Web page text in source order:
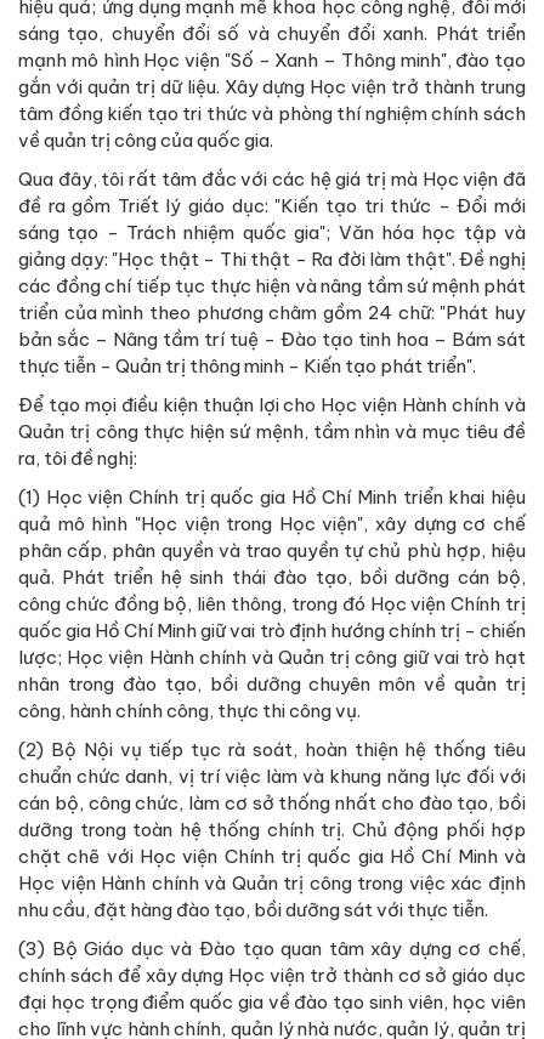
hiệu quả; ứng dụng mạnh mẽ khoa học công nghệ, đổi mới
sáng tạo, chuyển đổi số và chuyển đổi xanh. Phát triển
mạnh mô hình Học viện "Số - Xanh – Thông minh", đào tạo
gắn với quản trị dữ liệu. Xây dựng Học viện trở thành trung
tâm đồng kiến tạo tri thức và phòng thí nghiệm chính sách
về quản trị công của quốc gia.
Qua đây, tôi rất tâm đắc với các hệ giá trị mà Học viện đã
đề ra gồm Triết lý giáo dục: "Kiến tạo tri thức - Đổi mới
sáng tạo - Trách nhiệm quốc gia"; Văn hóa học tập và
giảng dạy: "Học thật - Thi thật - Ra đời làm thật". Đề nghị
các đồng chí tiếp tục thực hiện và nâng tầm sứ mệnh phát
triển của mình theo phương châm gồm 24 chữ: "Phát huy
bản sắc – Nâng tầm trí tuệ - Đào tạo tinh hoa – Bám sát
thực tiễn - Quản trị thông minh - Kiến tạo phát triển".
Để tạo mọi điều kiện thuận lợi cho Học viện Hành chính và
Quản trị công thực hiện sứ mệnh, tầm nhìn và mục tiêu đề
ra, tôi đề nghị:
(1) Học viện Chính trị quốc gia Hồ Chí Minh triển khai hiệu
quả mô hình "Học viện trong Học viện", xây dựng cơ chế
phân cấp, phân quyền và trao quyền tự chủ phù hợp, hiệu
quả. Phát triển hệ sinh thái đào tạo, bồi dưỡng cán bộ,
công chức đồng bộ, liên thông, trong đó Học viện Chính trị
quốc gia Hồ Chí Minh giữ vai trò định hướng chính trị - chiến
lược; Học viện Hành chính và Quản trị công giữ vai trò hạt
nhân trong đào tạo, bồi dưỡng chuyên môn về quản trị
công, hành chính công, thực thi công vụ.
(2) Bộ Nội vụ tiếp tục rà soát, hoàn thiện hệ thống tiêu
chuẩn chức danh, vị trí việc làm và khung năng lực đối với
cán bộ, công chức, làm cơ sở thống nhất cho đào tạo, bồi
dưỡng trong toàn hệ thống chính trị. Chủ động phối hợp
chặt chẽ với Học viện Chính trị quốc gia Hồ Chí Minh và
Học viện Hành chính và Quản trị công trong việc xác định
nhu cầu, đặt hàng đào tạo, bồi dưỡng sát với thực tiễn.
(3) Bộ Giáo dục và Đào tạo quan tâm xây dựng cơ chế,
chính sách để xây dựng Học viện trở thành cơ sở giáo dục
đại học trọng điểm quốc gia về đào tạo sinh viên, học viên
cho lĩnh vực hành chính, quản lý nhà nước, quản lý, quản trị